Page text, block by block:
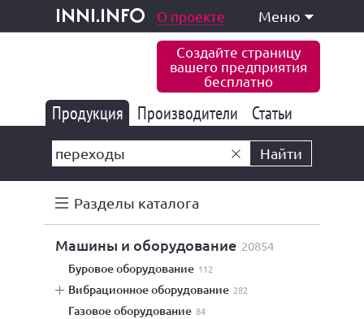
inni.info
и услуги О проекте Меню
Создайте страницу
вашего предприятия
бесплатно
Продукция 177 824
Производители 6 766
Статьи
Найти
Разделы каталога
машины и оборудование 20854
буровое оборудование 112
вибрационное оборудование 282
газовое оборудование 84